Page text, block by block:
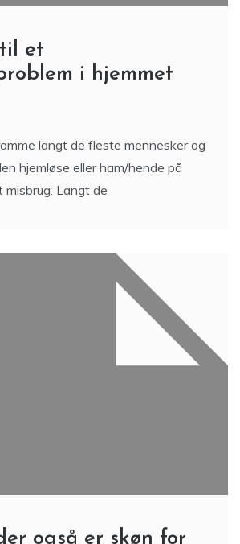
et
i hjemmet
langt de fleste mennesker og
hjemløse eller ham/hende på
misbrug. Langt de
også er skøn for